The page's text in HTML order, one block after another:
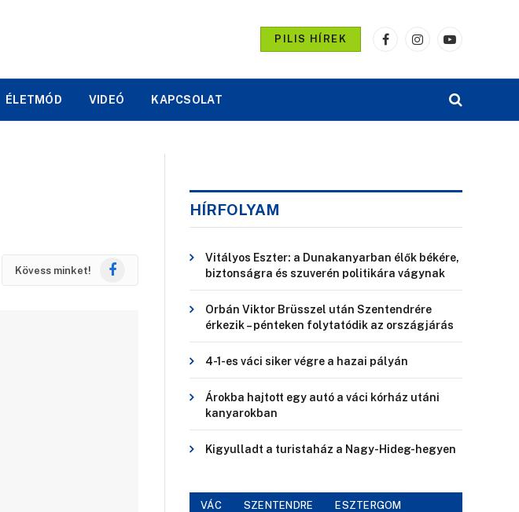
PILIS HÍREK
FacebookInstagramYouTube
ÉLETMÓD VIDEÓ KAPCSOLAT
Kövess minket! Facebook
HÍRFOLYAM
Vitályos Eszter: a Dunakanyarban élők békére,
biztonságra és szuverén politikára vágynak
Orbán Viktor Brüsszel után Szentendrére
érkezik – pénteken folytatódik az országjárás
4-1-es váci siker végre a hazai pályán
Árokba hajtott egy autó a váci kórház utáni
kanyarokban
Kigyulladt a turistaház a Nagy-Hideg-hegyen
VÁC SZENTENDRE ESZTERGOM